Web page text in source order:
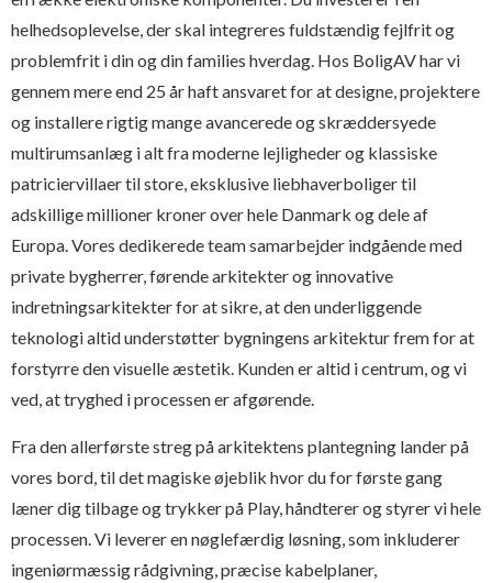
helhedsoplevelse, der skal integreres fuldstændig fejlfrit og
problemfrit i din og din families hverdag. Hos BoligAV har vi
gennem mere end 25 år haft ansvaret for at designe, projektere
og installere rigtig mange avancerede og skræddersyede
multirumsanlæg i alt fra moderne lejligheder og klassiske
patriciervillaer til store, eksklusive liebhaverboliger til
adskillige millioner kroner over hele Danmark og dele af
Europa. Vores dedikerede team samarbejder indgående med
private bygherrer, førende arkitekter og innovative
indretningsarkitekter for at sikre, at den underliggende
teknologi altid understøtter bygningens arkitektur frem for at
forstyrre den visuelle æstetik. Kunden er altid i centrum, og vi
ved, at tryghed i processen er afgørende.
Fra den allerførste streg på arkitektens plantegning lander på
vores bord, til det magiske øjeblik hvor du for første gang
læner dig tilbage og trykker på Play, håndterer og styrer vi hele
processen. Vi leverer en nøglefærdig løsning, som inkluderer
ingeniørmæssig rådgivning, præcise kabelplaner,